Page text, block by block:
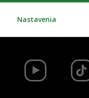
Inzercia Cenník
Nastavenia